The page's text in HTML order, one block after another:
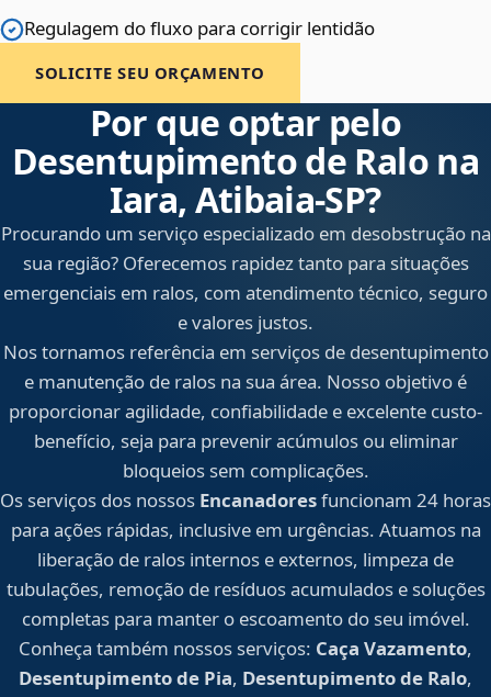
Regulagem do fluxo para corrigir lentidão
SOLICITE SEU ORÇAMENTO
Por que optar pelo
Desentupimento de Ralo na
Iara, Atibaia‑SP?
Procurando um serviço especializado em desobstrução na
sua região? Oferecemos rapidez tanto para situações
emergenciais em ralos, com atendimento técnico, seguro
e valores justos.
Nos tornamos referência em serviços de desentupimento
e manutenção de ralos na sua área. Nosso objetivo é
proporcionar agilidade, confiabilidade e excelente custo-
benefício, seja para prevenir acúmulos ou eliminar
bloqueios sem complicações.
Os serviços dos nossos Encanadoresfuncionam 24 horas
para ações rápidas, inclusive em urgências. Atuamos na
liberação de ralos internos e externos, limpeza de
tubulações, remoção de resíduos acumulados e soluções
completas para manter o escoamento do seu imóvel.
Conheça também nossos serviços: Caça Vazamento,
Desentupimento de Pia, Desentupimento de Ralo,